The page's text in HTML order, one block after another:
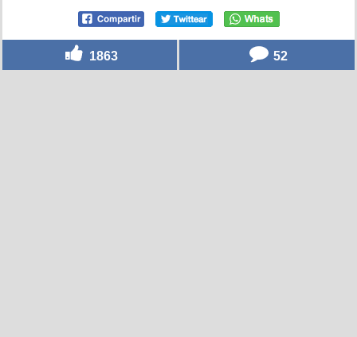
1863 52